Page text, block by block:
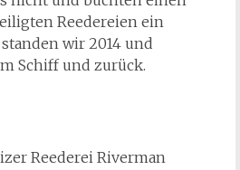
Reedereien ein
wir 2014 und
Schiff und zurück.
Reederei Riverman